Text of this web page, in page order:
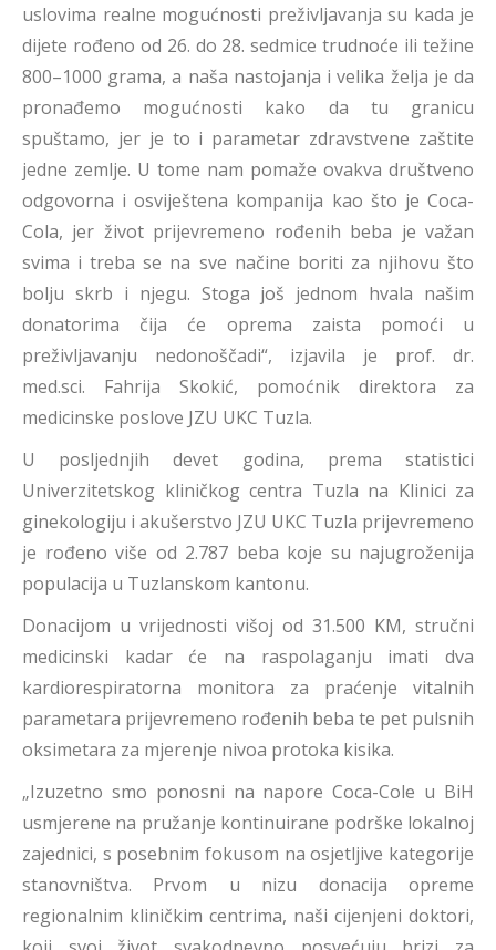
uslovima realne mogućnosti preživljavanja su kada je
dijete rođeno od 26. do 28. sedmice trudnoće ili težine
800–1000 grama, a naša nastojanja i velika želja je da
pronađemo mogućnosti kako da tu granicu
spuštamo, jer je to i parametar zdravstvene zaštite
jedne zemlje. U tome nam pomaže ovakva društveno
odgovorna i osviještena kompanija kao što je Coca-
Cola, jer život prijevremeno rođenih beba je važan
svima i treba se na sve načine boriti za njihovu što
bolju skrb i njegu. Stoga još jednom hvala našim
donatorima čija će oprema zaista pomoći u
preživljavanju nedonoščadi“, izjavila je prof. dr.
med.sci. Fahrija Skokić, pomoćnik direktora za
medicinske poslove JZU UKC Tuzla.
U posljednjih devet godina, prema statistici
Univerzitetskog kliničkog centra Tuzla na Klinici za
ginekologiju i akušerstvo JZU UKC Tuzla prijevremeno
je rođeno više od 2.787 beba koje su najugroženija
populacija u Tuzlanskom kantonu.
Donacijom u vrijednosti višoj od 31.500 KM, stručni
medicinski kadar će na raspolaganju imati dva
kardiorespiratorna monitora za praćenje vitalnih
parametara prijevremeno rođenih beba te pet pulsnih
oksimetara za mjerenje nivoa protoka kisika.
„Izuzetno smo ponosni na napore Coca-Cole u BiH
usmjerene na pružanje kontinuirane podrške lokalnoj
zajednici, s posebnim fokusom na osjetljive kategorije
stanovništva. Prvom u nizu donacija opreme
regionalnim kliničkim centrima, naši cijenjeni doktori,